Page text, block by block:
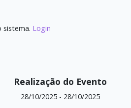
sistema. Login
Realização do Evento
28/10/2025 - 28/10/2025